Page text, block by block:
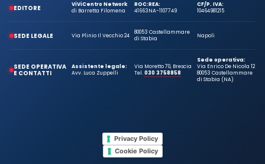
EDITORE
ViViCentro Network
di Barretta Filomena
ROC:
41663
REA:
NA-1107749
CF/P. IVA:
10464981215
SEDE LEGALE Via Plinio Il Vecchio 24
80053 Castellammare
di Stabia
Napoli
SEDE OPERATIVA
E CONTATTI
Assistente legale:
Avv. Luca Zuppelli
Via Moretto 70, Brescia
Tel.030 3758858
Sede operativa:
Via Enrico De Nicola 12
80053 Castellammare
di Stabia (NA)
Privacy Policy
Cookie Policy